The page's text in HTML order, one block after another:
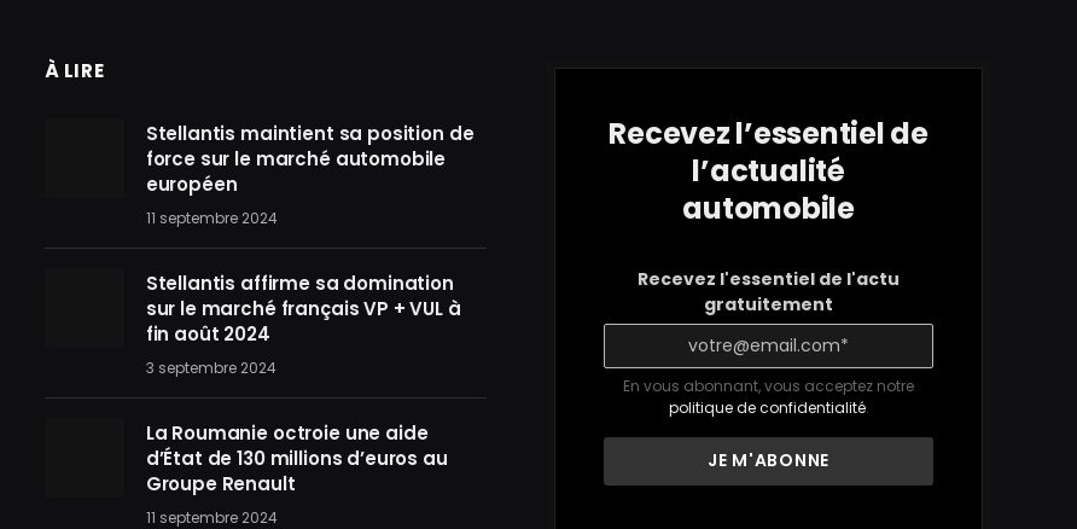
À LIRE
Stellantis maintient sa position de
force sur le marché automobile
européen
11 septembre 2024
Stellantis affirme sa domination
sur le marché français VP + VUL à
fin août 2024
3 septembre 2024
La Roumanie octroie une aide
d’État de 130 millions d’euros au
Groupe Renault
11 septembre 2024
Recevez l’essentiel de
l’actualité
automobile
Recevez l'essentiel de l'actu
gratuitement
En vous abonnant, vous acceptez notre
politique de confidentialité.